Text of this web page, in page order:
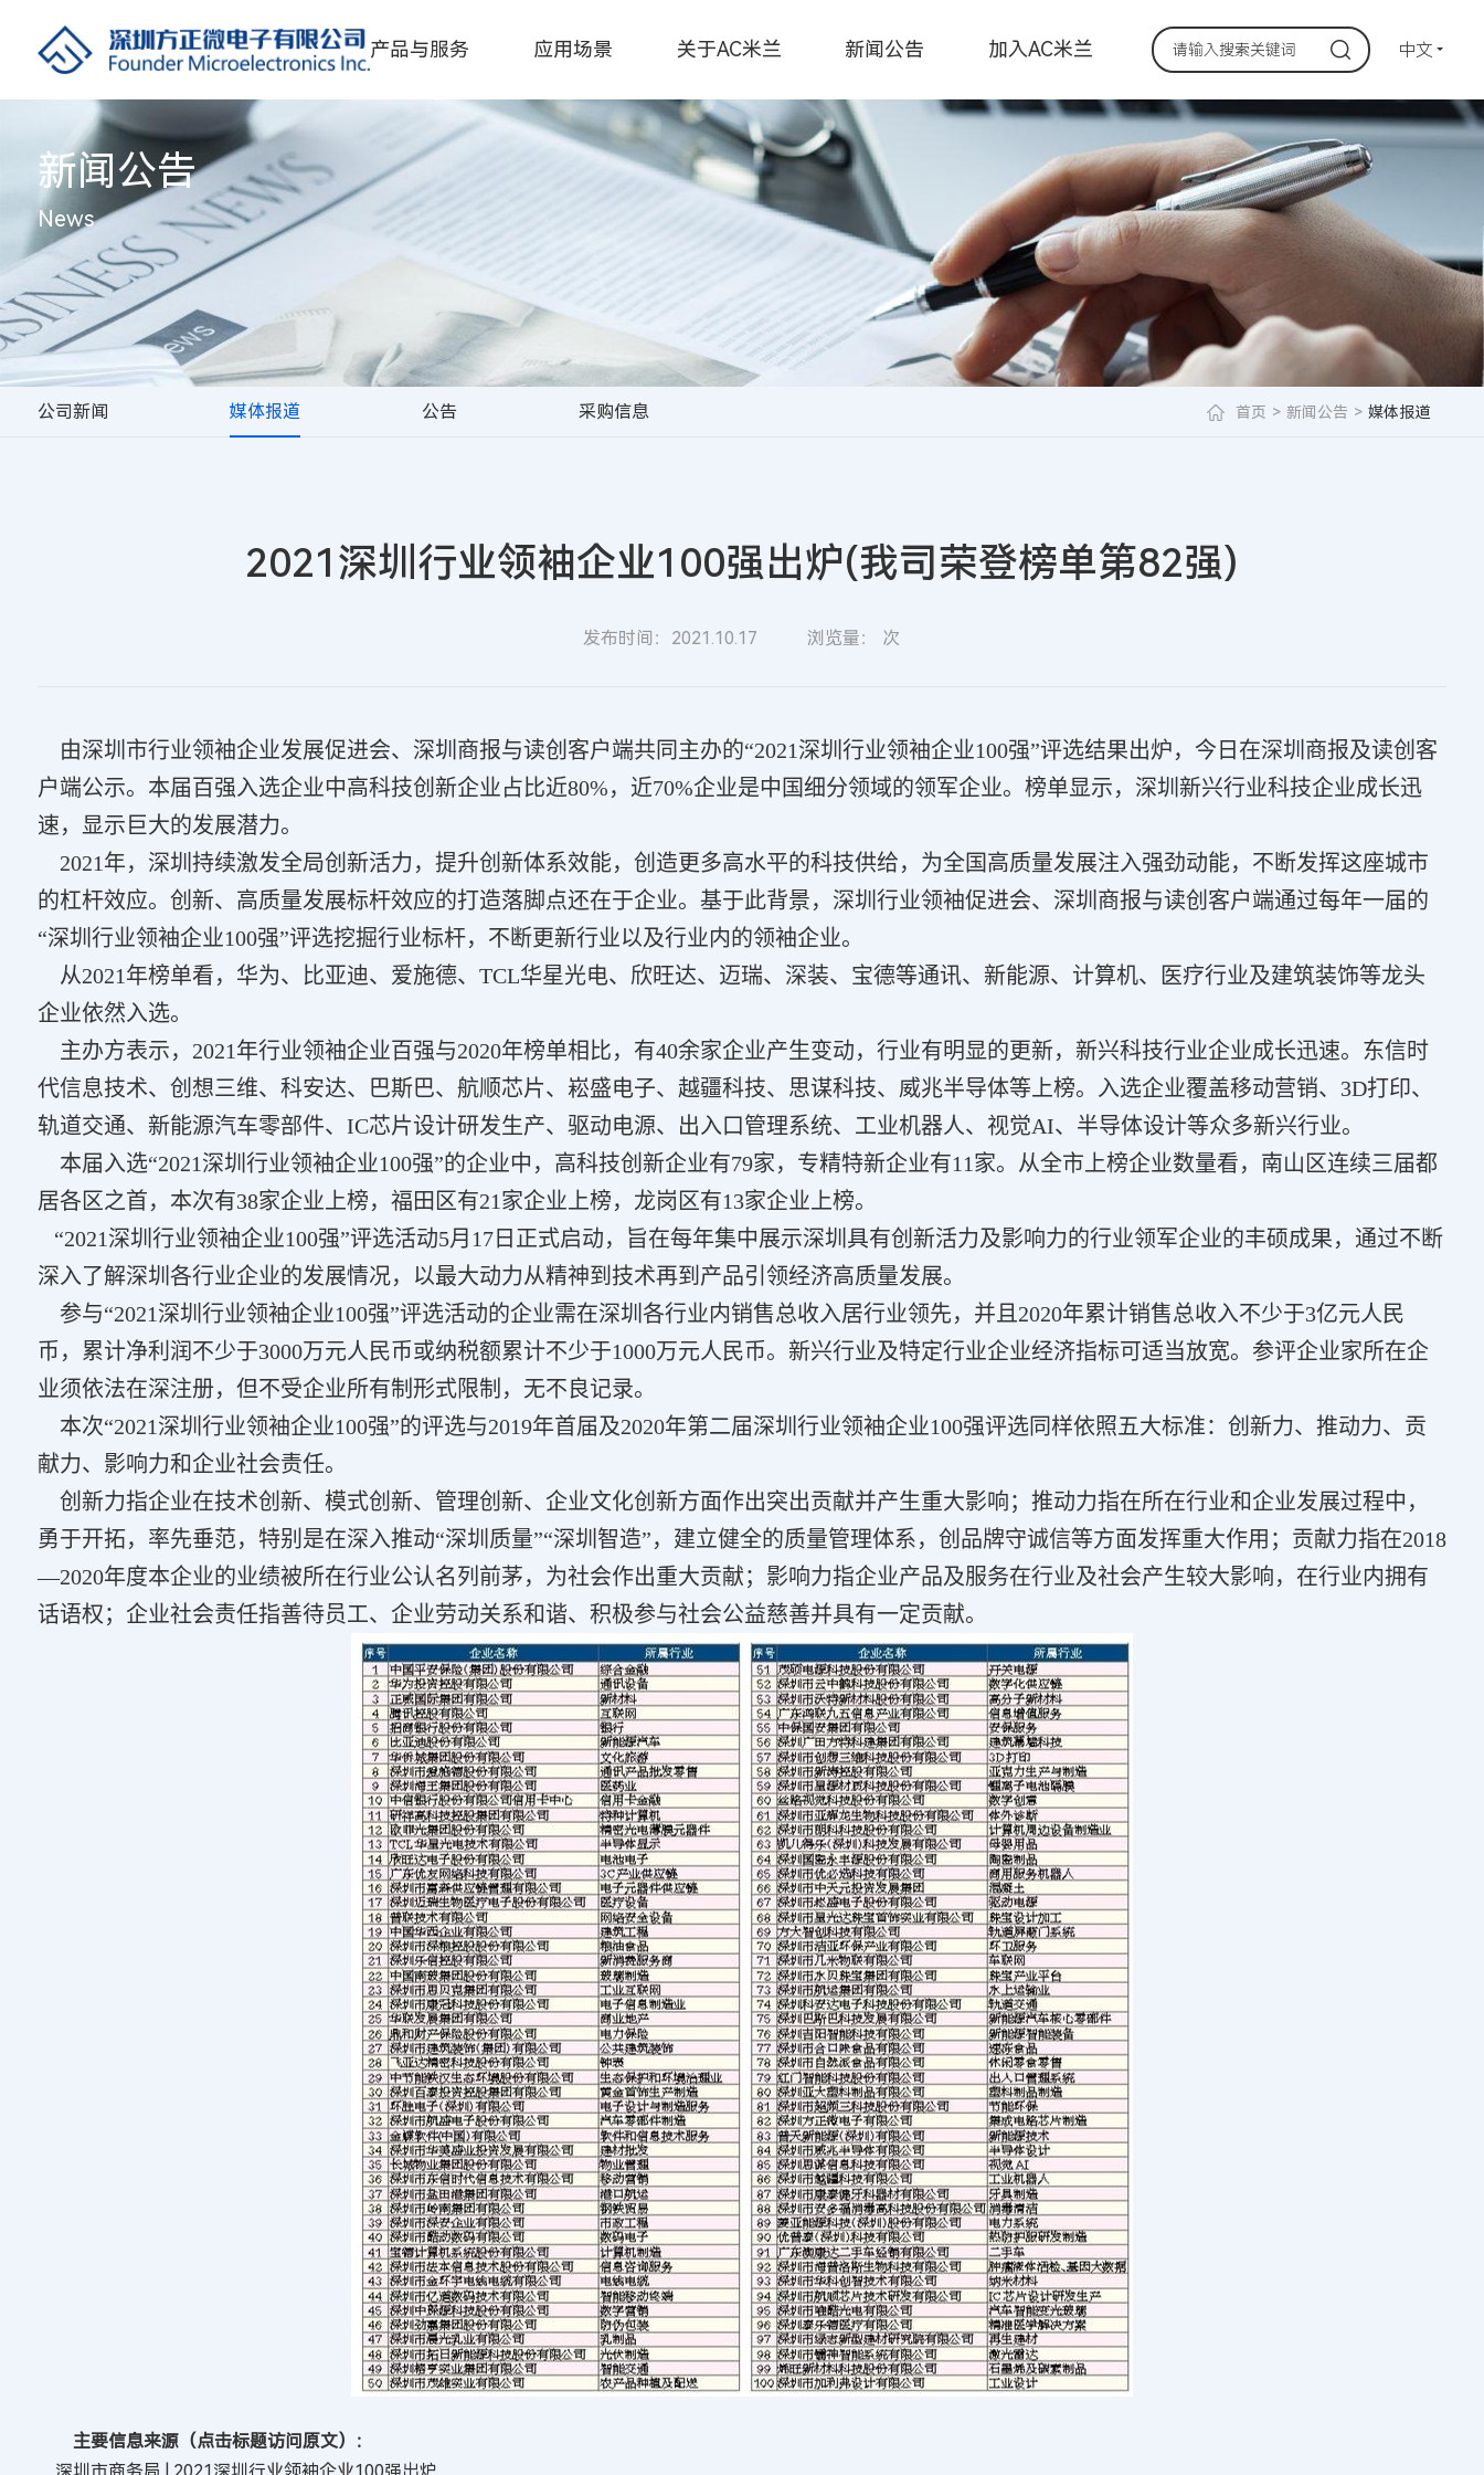
产品与服务 应用场景 关于AC米兰 新闻公告 加入AC米兰 中文
新闻公告
News
公司新闻 媒体报道 公告 采购信息 首页 > 新闻公告 > 媒体报道
2021深圳行业领袖企业100强出炉(我司荣登榜单第82强)
发布时间：2021.10.17 浏览量： 次
由深圳市行业领袖企业发展促进会、深圳商报与读创客户端共同主办的“2021深圳行业领袖企业100强”评选结果出炉，今日在深圳商报及读创客
户端公示。本届百强入选企业中高科技创新企业占比近80%，近70%企业是中国细分领域的领军企业。榜单显示，深圳新兴行业科技企业成长迅
速，显示巨大的发展潜力。
2021年，深圳持续激发全局创新活力，提升创新体系效能，创造更多高水平的科技供给，为全国高质量发展注入强劲动能，不断发挥这座城市
的杠杆效应。创新、高质量发展标杆效应的打造落脚点还在于企业。基于此背景，深圳行业领袖促进会、深圳商报与读创客户端通过每年一届的
“深圳行业领袖企业100强”评选挖掘行业标杆，不断更新行业以及行业内的领袖企业。
从2021年榜单看，华为、比亚迪、爱施德、TCL华星光电、欣旺达、迈瑞、深装、宝德等通讯、新能源、计算机、医疗行业及建筑装饰等龙头
企业依然入选。
主办方表示，2021年行业领袖企业百强与2020年榜单相比，有40余家企业产生变动，行业有明显的更新，新兴科技行业企业成长迅速。东信时
代信息技术、创想三维、科安达、巴斯巴、航顺芯片、崧盛电子、越疆科技、思谋科技、威兆半导体等上榜。入选企业覆盖移动营销、3D打印、
轨道交通、新能源汽车零部件、IC芯片设计研发生产、驱动电源、出入口管理系统、工业机器人、视觉AI、半导体设计等众多新兴行业。
本届入选“2021深圳行业领袖企业100强”的企业中，高科技创新企业有79家，专精特新企业有11家。从全市上榜企业数量看，南山区连续三届都
居各区之首，本次有38家企业上榜，福田区有21家企业上榜，龙岗区有13家企业上榜。
“2021深圳行业领袖企业100强”评选活动5月17日正式启动，旨在每年集中展示深圳具有创新活力及影响力的行业领军企业的丰硕成果，通过不断
深入了解深圳各行业企业的发展情况，以最大动力从精神到技术再到产品引领经济高质量发展。
参与“2021深圳行业领袖企业100强”评选活动的企业需在深圳各行业内销售总收入居行业领先，并且2020年累计销售总收入不少于3亿元人民
币，累计净利润不少于3000万元人民币或纳税额累计不少于1000万元人民币。新兴行业及特定行业企业经济指标可适当放宽。参评企业家所在企
业须依法在深注册，但不受企业所有制形式限制，无不良记录。
本次“2021深圳行业领袖企业100强”的评选与2019年首届及2020年第二届深圳行业领袖企业100强评选同样依照五大标准：创新力、推动力、贡
献力、影响力和企业社会责任。
创新力指企业在技术创新、模式创新、管理创新、企业文化创新方面作出突出贡献并产生重大影响；推动力指在所在行业和企业发展过程中，
勇于开拓，率先垂范，特别是在深入推动“深圳质量”“深圳智造”，建立健全的质量管理体系，创品牌守诚信等方面发挥重大作用；贡献力指在2018
—2020年度本企业的业绩被所在行业公认名列前茅，为社会作出重大贡献；影响力指企业产品及服务在行业及社会产生较大影响，在行业内拥有
话语权；企业社会责任指善待员工、企业劳动关系和谐、积极参与社会公益慈善并具有一定贡献。
主要信息来源（点击标题访问原文）：